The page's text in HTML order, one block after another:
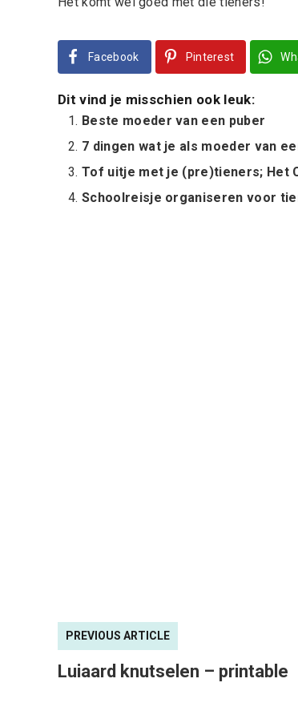
Facebook Pinterest
Dit vind je misschien ook leuk:
Beste moeder van een puber
7 dingen wat je als moeder van
Tof uitje met je (pre)tieners; Het
Schoolreisje organiseren voor
PREVIOUS ARTICLE
Luiaard knutselen – printable